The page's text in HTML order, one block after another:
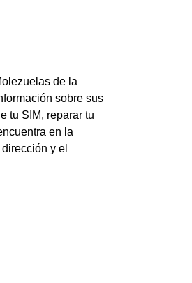
de la
sobre sus
tu SIM, reparar tu
en la
y el